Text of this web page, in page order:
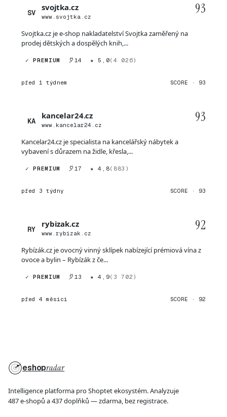
SV
svojtka.cz
www.svojtka.cz
93
Svojtka.cz je e-shop nakladatelství Svojtka zaměřený na
prodej dětských a dospělých knih,...
✓ PREMIUM 14 ★ 5,0(4 026)
před 1 týdnem SCORE · 93
KA
kancelar24.cz
www.kancelar24.cz
93
Kancelar24.cz je specialista na kancelářský nábytek a
vybavení s důrazem na židle, křesla,...
✓ PREMIUM 17 ★ 4,8(883)
před 3 týdny SCORE · 93
RY
rybizak.cz
www.rybizak.cz
92
Rybízák.cz je ovocný vinný sklípek nabízející prémiová vína z
ovoce a bylin – Rybízák z če...
✓ PREMIUM 13 ★ 4,9(3 702)
před 4 měsíci SCORE · 92
eshopradar
Intelligence platforma pro Shoptet ekosystém. Analyzuje
487 e-shopů a 437 doplňků — zdarma, bez registrace.